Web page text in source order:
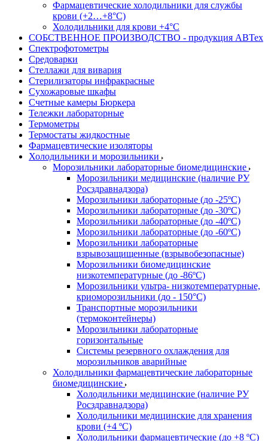
Фармацевтические холодильники для службы
крови (+2…+8°С)
Холодильники для крови +4°С
СОБСТВЕННОЕ ПРОИЗВОДСТВО - продукция АВТех
Спектрофотометры
Средоварки
Стеллажи для вивария
Стерилизаторы инфракрасные
Сухожаровые шкафы
Счетные камеры Бюркера
Тележки лабораторные
Термометры
Термостаты жидкостные
Фармацевтические изоляторы
Холодильники и морозильники
Морозильники лабораторные биомедицинские
Морозильники медицинские (наличие РУ
Росздравнадзора)
Морозильники лабораторные (до -25ºС)
Морозильники лабораторные (до -30ºС)
Морозильники лабораторные (до -40ºС)
Морозильники лабораторные (до -60ºС)
Морозильники лабораторные
взрывозащищенные (взрывобезопасные)
Морозильники биомедицинские
низкотемпературные (до -86ºС)
Морозильники ультра- низкотемпературные,
криоморозильники (до - 150°С)
Транспортные морозильники
(термоконтейнеры)
Морозильники лабораторные
горизонтальные
Системы резервного охлаждения для
морозильников аварийные
Холодильники фармацевтические лабораторные
биомедицинские
Холодильники медицинские (наличие РУ
Росздравнадзора)
Холодильники медицинские для хранения
крови (+4 ºС)
Холодильники фармацевтические (до +8 ºС)